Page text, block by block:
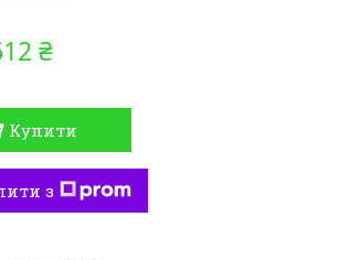
₴
Купити
з